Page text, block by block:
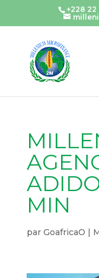
+228 22
MIN
par GoafricaO |